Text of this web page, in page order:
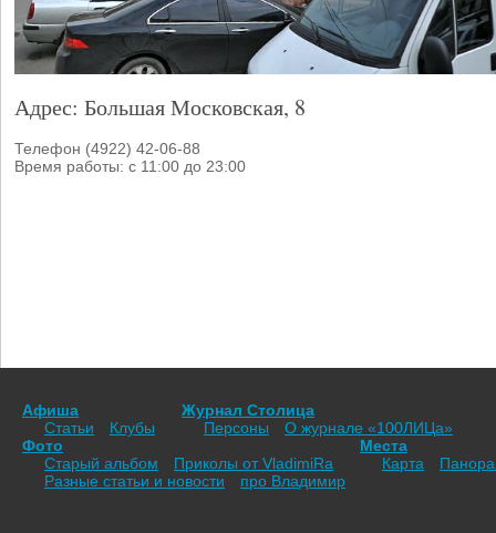
Адрес: Большая Московская, 8
Телефон (4922) 42-06-88
Время работы: с 11:00 до 23:00
Афиша
Статьи
Клубы
Журнал Столица
Персоны
О журнале «100ЛИЦа»
Фото
Старый альбом
Приколы от VladimiRа
Места
Карта
Разные статьи и новости
про Владимир